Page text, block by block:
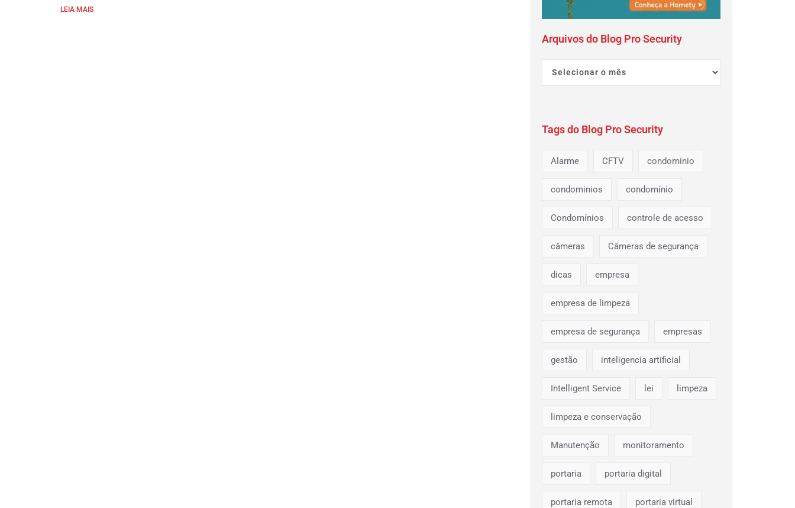
LEIA MAIS
Arquivos do Blog Pro Security
Tags do Blog Pro Security
Alarme CFTV condominio
condominios condomínio
Condomínios controle de acesso
câmeras Câmeras de segurança
dicas empresa
empresa de limpeza
empresa de segurança empresas
gestão inteligencia artificial
Intelligent Service lei limpeza
limpeza e conservação
Manutenção monitoramento
portaria portaria digital
portaria remota portaria virtual